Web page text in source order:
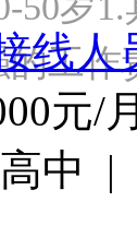
的工
线人
元/月
中 |